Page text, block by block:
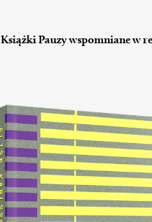
Książki Pauzy wspomniane w